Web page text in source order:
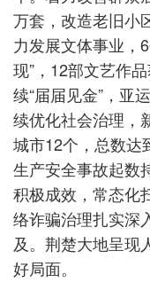
万套，改造老旧小
力发展文体事业，
现”，12部文艺作
续“届届见金”，亚
续优化社会治理，
城市12个，总数达
生产安全事故起数
积极成效，常态化
络诈骗治理扎实深
及。荆楚大地呈现
好局面。